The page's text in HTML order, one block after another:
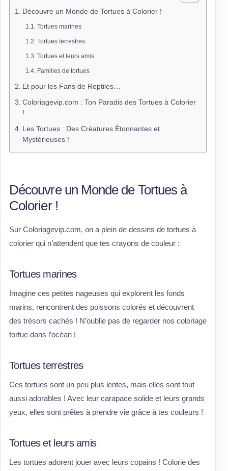
Découvre un Monde de Tortues à Colorier !
Tortues marines
Tortues terrestres
Tortues et leurs amis
Familles de tortues
Et pour les Fans de Reptiles…
Coloriagevip.com : Ton Paradis des Tortues à Colorier
!
Les Tortues : Des Créatures Étonnantes et
Mystérieuses !
Découvre un Monde de Tortues à
Colorier !
Sur Coloriagevip.com, on a plein de dessins de tortues à
colorier qui n’attendent que tes crayons de couleur :
Tortues marines
Imagine ces petites nageuses qui explorent les fonds
marins, rencontrent des poissons colorés et découvrent
des trésors cachés ! N’oublie pas de regarder nos coloriage
tortue dans l’océan !
Tortues terrestres
Ces tortues sont un peu plus lentes, mais elles sont tout
aussi adorables ! Avec leur carapace solide et leurs grands
yeux, elles sont prêtes à prendre vie grâce à tes couleurs !
Tortues et leurs amis
Les tortues adorent jouer avec leurs copains ! Colorie des